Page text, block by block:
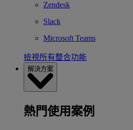
Zendesk
Slack
Microsoft Teams
檢視所有整合功能
解決方案
熱門使用案例